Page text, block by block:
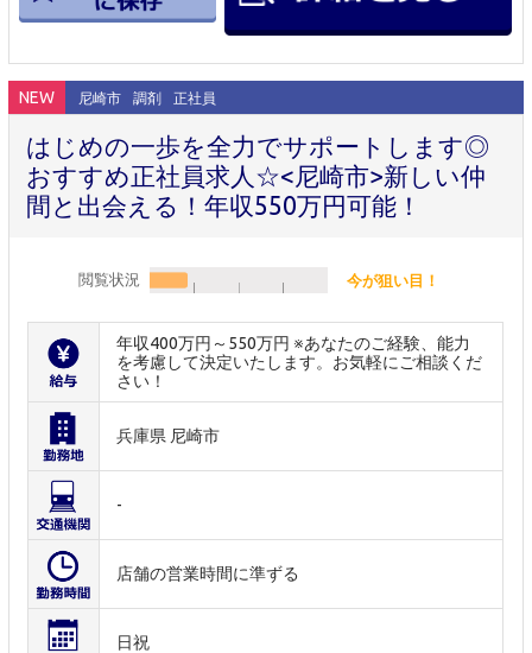
NEW 尼崎市 調剤 正社員
はじめの一歩を全力でサポートします◎
おすすめ正社員求人☆<尼崎市>新しい仲
間と出会える！年収550万円可能！
閲覧状況 今が狙い目！
年収400万円～550万円 ※あなたのご経験、能力
を考慮して決定いたします。お気軽にご相談くだ
さい！
兵庫県 尼崎市
-
店舗の営業時間に準ずる
日祝